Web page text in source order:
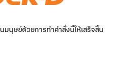
มนุษย์ด้วยการทำคำสั่งนี้ให้เสร็จสิ้น